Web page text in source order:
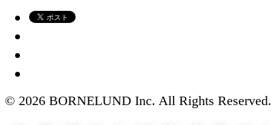
© 2026 BORNELUND Inc. All Rights Reserved.